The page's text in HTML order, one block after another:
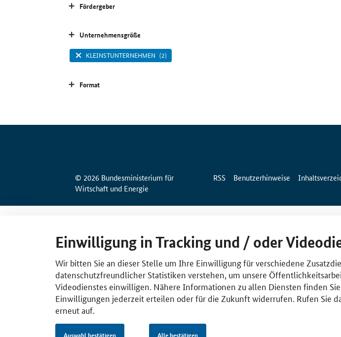
Fördergeber
Unternehmensgröße
KLEINSTUNTERNEHMEN (2)
Format
© 2026 Bundesministerium für
Wirtschaft und Energie
RSS Benutzerhinweise
Einwilligung in Tracking und / oder
Wir bitten Sie an dieser Stelle um Ihre Einwilligung für verschiedene
datenschutzfreundlicher Statistiken verstehen, um unsere
Videodienstes einwilligen. Nähere Informationen zu allen Diensten finden
Einwilligungen jederzeit erteilen oder für die Zukunft widerrufen. Rufen Sie
erneut auf.
Auswahl bestätigen Alle bestätigen